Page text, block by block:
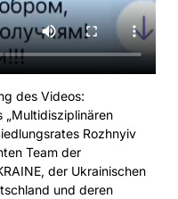
des Videos:
„Multidisziplinären
Rozhnyiv
Team der
der Ukrainischen
und deren